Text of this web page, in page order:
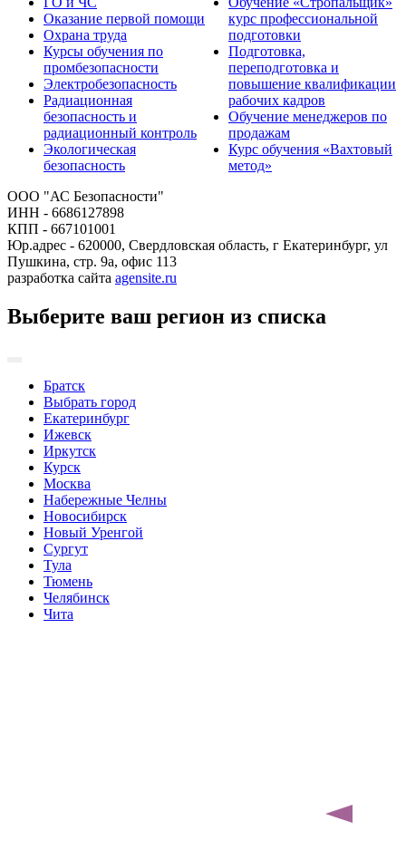
Оказание первой помощи
Охрана труда
Курсы обучения по
промбезопасности
Электробезопасность
Радиационная
безопасность и
радиационный контроль
Экологическая
безопасность
курс профессиональной
подготовки
Подготовка,
переподготовка и
повышение квалификации
рабочих кадров
Обучение менеджеров по
продажам
Курс обучения «Вахтовый
метод»
ООО "АС Безопасности"
ИНН - 6686127898
КПП - 667101001
Юр.адрес - 620000, Свердловская область, г Екатеринбург, ул
Пушкина, стр. 9а, офис 113
разработка сайта agensite.ru
Выберите ваш регион из списка
Братск
Выбрать город
Екатеринбург
Ижевск
Иркутск
Курск
Москва
Набережные Челны
Новосибирск
Новый Уренгой
Сургут
Тула
Тюмень
Челябинск
Чита